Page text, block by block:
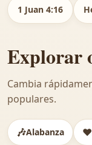
1 Juan 4:16
Explorar
Cambia
populares.
🎶Alabanza ❤️